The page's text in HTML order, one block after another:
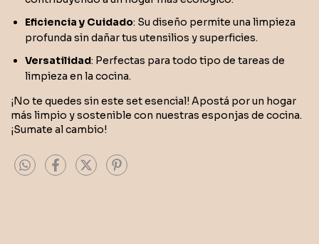
Eficiencia y Cuidado: Su diseño permite una limpieza
profunda sin dañar tus utensilios y superficies.
Versatilidad: Perfectas para todo tipo de tareas de
limpieza en la cocina.
¡No te quedes sin este set esencial! Apostá por un hogar
más limpio y sostenible con nuestras esponjas de cocina.
¡Sumate al cambio!